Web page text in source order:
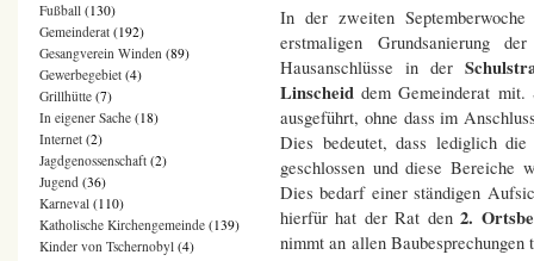
In der zweiten
erstmaligen Grundsanierung
Hausanschlüsse in der
Linscheid dem Gemeinderat
ausgeführt, ohne dass im
Dies bedeutet, dass lediglich
geschlossen und diese Bereiche
Dies bedarf einer ständigen
hierfür hat der Rat den2.
nimmt an allen
Fußball (130)
Gemeinderat (192)
Gesangverein Winden (89)
Gewerbegebiet (4)
Grillhütte (7)
In eigener Sache (18)
Internet (2)
Jagdgenossenschaft (2)
Jugend (36)
Karneval (110)
Katholische Kirchengemeinde (139)
Kinder von Tschernobyl (4)